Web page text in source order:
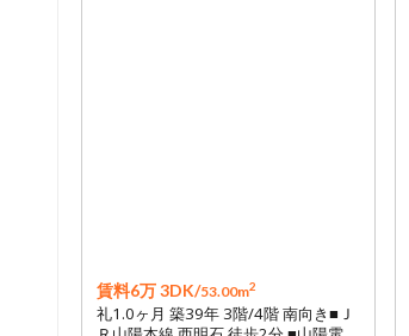
賃料6万 3DK/53.00m2
礼1.0ヶ月 築39年 3階/4階 南向き■Ｊ